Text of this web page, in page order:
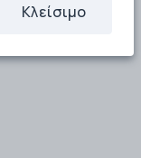
Κλείσιμο